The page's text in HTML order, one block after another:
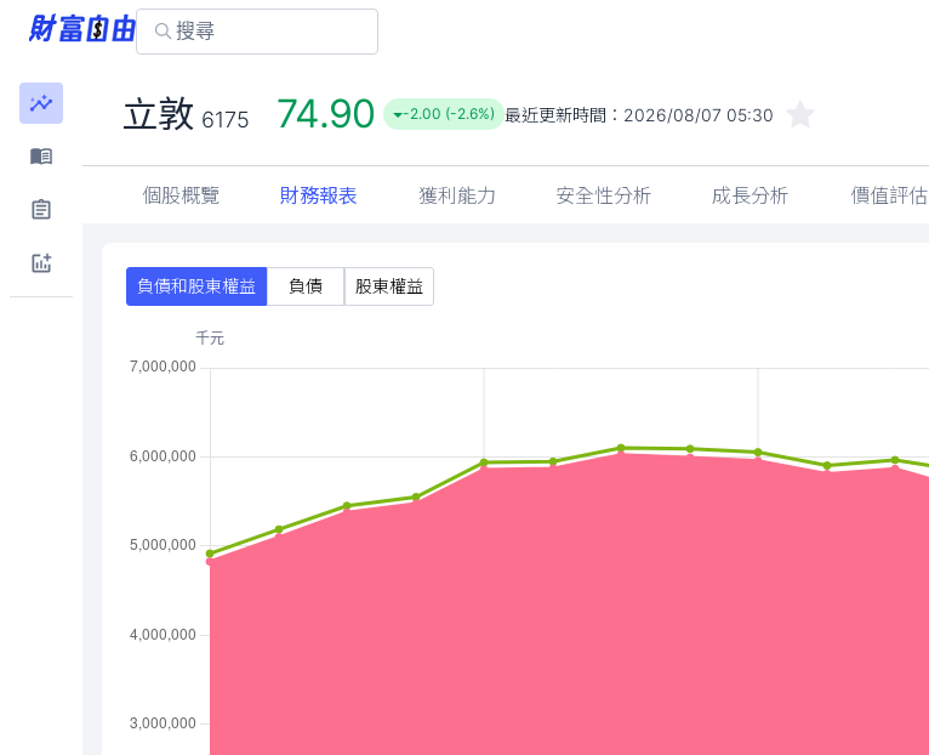
立敦 6175 74.90 -2.00 (-2.6%) 最近更新時間： 2026/08/07 05:30
個股概覽 財務報表 獲利能力 安全性分析 成長分析 價值評估
負債和股東權益 負債 股東權益